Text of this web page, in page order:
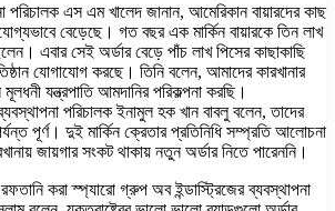
পরিচালক এস এম খালেদ জানান, আমেরিকান বায়ারদের কাছ
বেড়েছে। গত বছর এক মার্কিন বায়ারকে তিন লাখ
এবার সেই অর্ডার বেড়ে পাঁচ লাখ পিসের কাছাকাছি
যোগাযোগ করছে। তিনি বলেন, আমাদের কারখানার
যন্ত্রপাতি আমদানির পরিকল্পনা করছি।
পরিচালক ইনামুল হক খান বাবলু বলেন, তাদের
পূর্ণ। দুই মার্কিন ক্রেতার প্রতিনিধি সম্প্রতি আলোচনা
জায়গার সংকট থাকায় নতুন অর্ডার নিতে পারেননি।
করা স্প্যারো গ্রুপ অব ইন্ডাস্ট্রিজের ব্যবস্থাপনা